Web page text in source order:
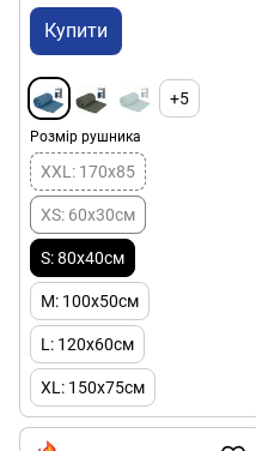
Купити
+5
Розмір рушника
XXL: 170x85
XS: 60x30см
S: 80x40см
M: 100x50см
L: 120x60см
XL: 150x75см